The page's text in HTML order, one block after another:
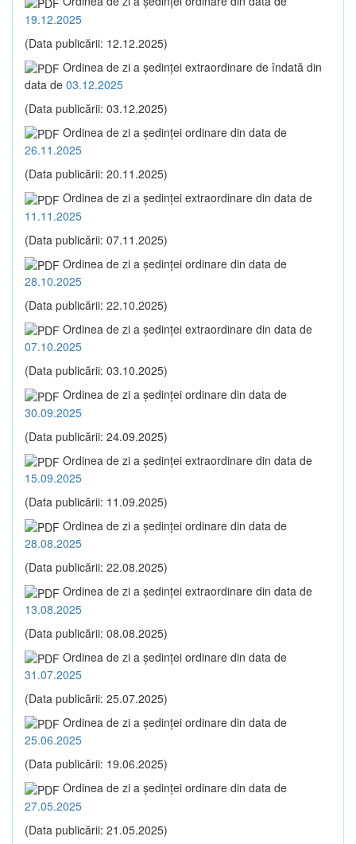
19.12.2025
(Data publicării: 12.12.2025)
Ordinea de zi a şedinţei extraordinare de îndată din
data de 03.12.2025
(Data publicării: 03.12.2025)
Ordinea de zi a şedinţei ordinare din data de
26.11.2025
(Data publicării: 20.11.2025)
Ordinea de zi a şedinţei extraordinare din data de
11.11.2025
(Data publicării: 07.11.2025)
Ordinea de zi a şedinţei ordinare din data de
28.10.2025
(Data publicării: 22.10.2025)
Ordinea de zi a şedinţei extraordinare din data de
07.10.2025
(Data publicării: 03.10.2025)
Ordinea de zi a şedinţei ordinare din data de
30.09.2025
(Data publicării: 24.09.2025)
Ordinea de zi a şedinţei extraordinare din data de
15.09.2025
(Data publicării: 11.09.2025)
Ordinea de zi a şedinţei ordinare din data de
28.08.2025
(Data publicării: 22.08.2025)
Ordinea de zi a şedinţei extraordinare din data de
13.08.2025
(Data publicării: 08.08.2025)
Ordinea de zi a şedinţei ordinare din data de
31.07.2025
(Data publicării: 25.07.2025)
Ordinea de zi a şedinţei ordinare din data de
25.06.2025
(Data publicării: 19.06.2025)
Ordinea de zi a şedinţei ordinare din data de
27.05.2025
(Data publicării: 21.05.2025)